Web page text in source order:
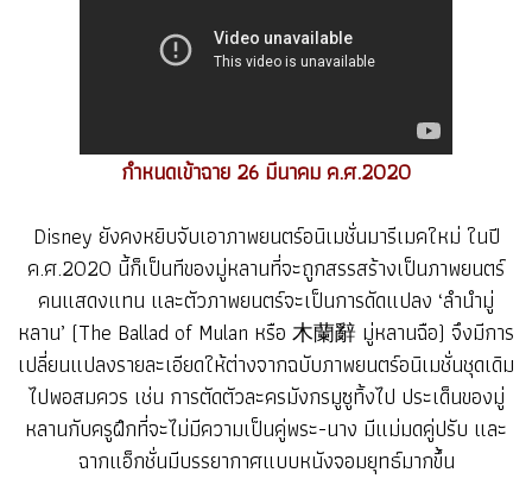
กำหนดเข้าฉาย 26 มีนาคม ค.ศ.2020
Disney ยังคงหยิบจับเอาภาพยนตร์อนิเมชั่นมารีเมคใหม่ ในปี
ค.ศ.2020 นี้ก็เป็นทีของมู่หลานที่จะถูกสรรสร้างเป็นภาพยนตร์
คนแสดงแทน และตัวภาพยนตร์จะเป็นการดัดแปลง ‘ลำนำมู่
หลาน’ (The Ballad of Mulan หรือ 木蘭辭 มู่หลานฉือ) จึงมีการ
เปลี่ยนแปลงรายละเอียดให้ต่างจากฉบับภาพยนตร์อนิเมชั่นชุดเดิม
ไปพอสมควร เช่น การตัดตัวละครมังกรมูซูทิ้งไป ประเด็นของมู่
หลานกับครูฝึกที่จะไม่มีความเป็นคู่พระ-นาง มีแม่มดคู่ปรับ และ
ฉากแอ็กชั่นมีบรรยากาศแบบหนังจอมยุทธ์มากขึ้น